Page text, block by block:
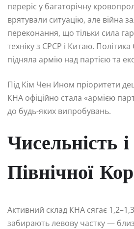
переріс у багаторічну
врятували ситуацію, але війна
переконання, що тільки сила
техніку з СРСР і Китаю.
підняла армію над партією та
Під Кім Чен Ином пріоритети
КНА офіційно стала «армією
до будь-яких випробувань.
Чисельність
Північної
Активний склад КНА сягає
забирають левову частку —